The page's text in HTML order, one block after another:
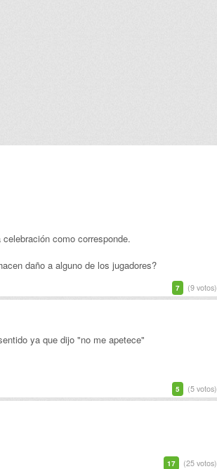
como corresponde.
daño a alguno de los jugadores?
7 (9 votos)
ya que dijo "no me apetece"
5 (5 votos)
17 (25 votos)